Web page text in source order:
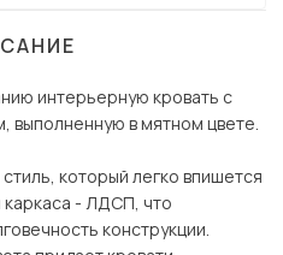
интерьерную кровать с
выполненную в мятном цвете.
который легко впишется
- ЛДСП, что
конструкции.